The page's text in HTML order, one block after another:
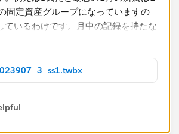
い申し上げます。​
固定資産グループになっていますの
ているわけです。月中の記録を持たな
の途中のデータを表示させたいと思